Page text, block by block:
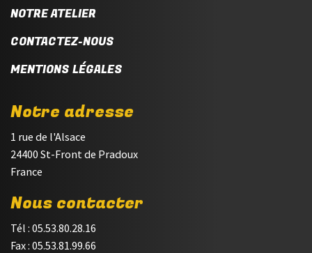
NOTRE ATELIER
CONTACTEZ-NOUS
MENTIONS LÉGALES
Notre adresse
1 rue de l'Alsace
24400 St-Front de Pradoux
France
Nous contacter
Tél : 05.53.80.28.16
Fax : 05.53.81.99.66